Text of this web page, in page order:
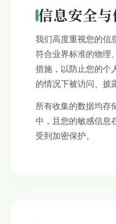
信息安全与
我们高度重视您的信
符合业界标准的物理
措施，以防止您的个
的情况下被访问、披
所有收集的数据均存
中，且您的敏感信息
受到加密保护。